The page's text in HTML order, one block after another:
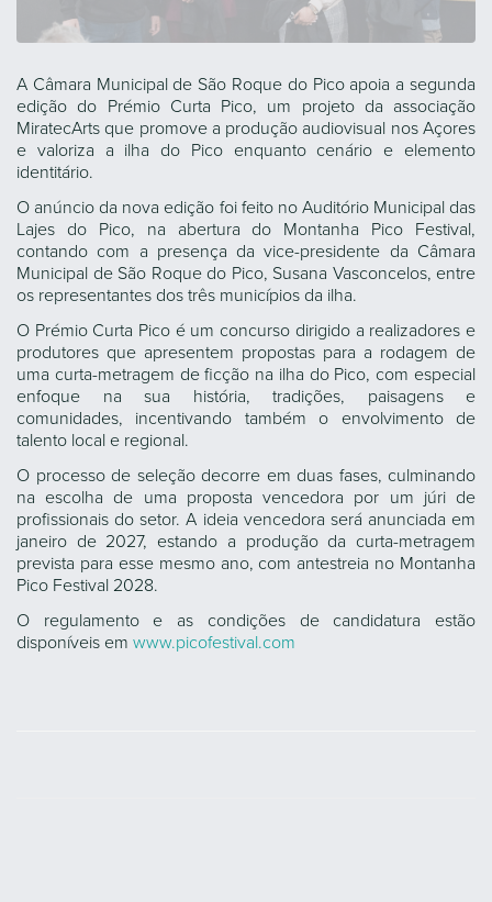
A Câmara Municipal de São Roque do Pico apoia a segunda
edição do Prémio Curta Pico, um projeto da associação
MiratecArts que promove a produção audiovisual nos Açores
e valoriza a ilha do Pico enquanto cenário e elemento
identitário.
O anúncio da nova edição foi feito no Auditório Municipal das
Lajes do Pico, na abertura do Montanha Pico Festival,
contando com a presença da vice-presidente da Câmara
Municipal de São Roque do Pico, Susana Vasconcelos, entre
os representantes dos três municípios da ilha.
O Prémio Curta Pico é um concurso dirigido a realizadores e
produtores que apresentem propostas para a rodagem de
uma curta-metragem de ficção na ilha do Pico, com especial
enfoque na sua história, tradições, paisagens e
comunidades, incentivando também o envolvimento de
talento local e regional.
O processo de seleção decorre em duas fases, culminando
na escolha de uma proposta vencedora por um júri de
profissionais do setor. A ideia vencedora será anunciada em
janeiro de 2027, estando a produção da curta-metragem
prevista para esse mesmo ano, com antestreia no Montanha
Pico Festival 2028.
O regulamento e as condições de candidatura estão
disponíveis em www.picofestival.com